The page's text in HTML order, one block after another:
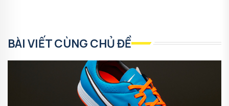
BÀI VIẾT CÙNG CHỦ ĐỀ